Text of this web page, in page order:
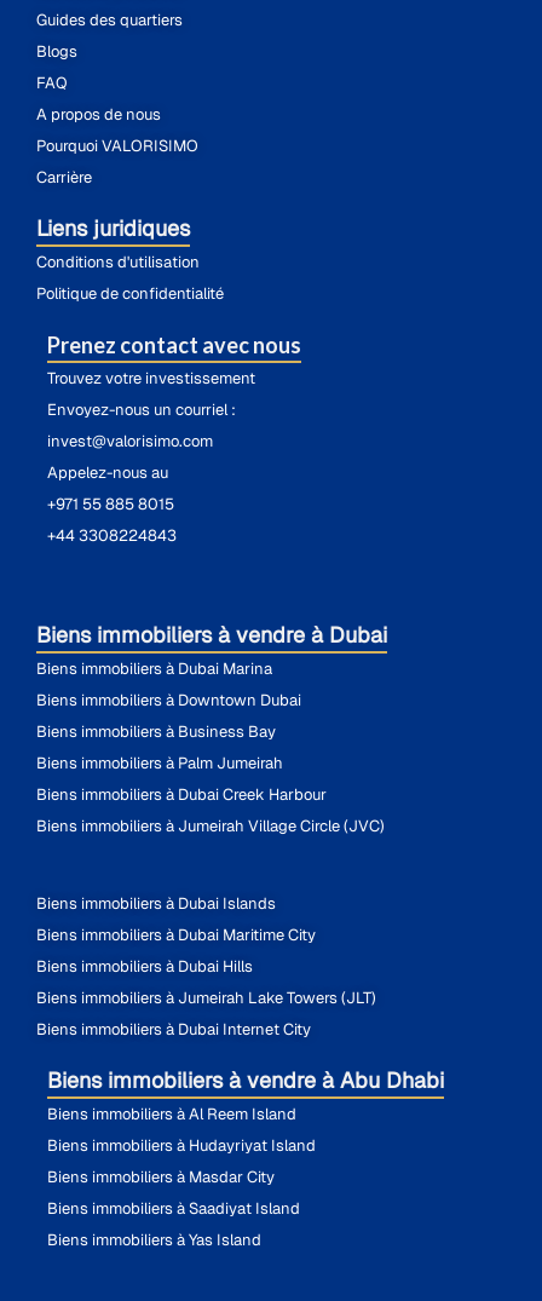
Guides des quartiers
Blogs
FAQ
A propos de nous
Pourquoi VALORISIMO
Carrière
Liens juridiques
Conditions d'utilisation
Politique de confidentialité
Prenez contact avec nous
Trouvez votre investissement
Envoyez-nous un courriel :
invest@valorisimo.com
Appelez-nous au
+971 55 885 8015
+44 3308224843
Biens immobiliers à vendre à Dubai
Biens immobiliers à Dubai Marina
Biens immobiliers à Downtown Dubai
Biens immobiliers à Business Bay
Biens immobiliers à Palm Jumeirah
Biens immobiliers à Dubai Creek Harbour
Biens immobiliers à Jumeirah Village Circle (JVC)
Biens immobiliers à Dubai Islands
Biens immobiliers à Dubai Maritime City
Biens immobiliers à Dubai Hills
Biens immobiliers à Jumeirah Lake Towers (JLT)
Biens immobiliers à Dubai Internet City
Biens immobiliers à vendre à Abu Dhabi
Biens immobiliers à Al Reem Island
Biens immobiliers à Hudayriyat Island
Biens immobiliers à Masdar City
Biens immobiliers à Saadiyat Island
Biens immobiliers à Yas Island